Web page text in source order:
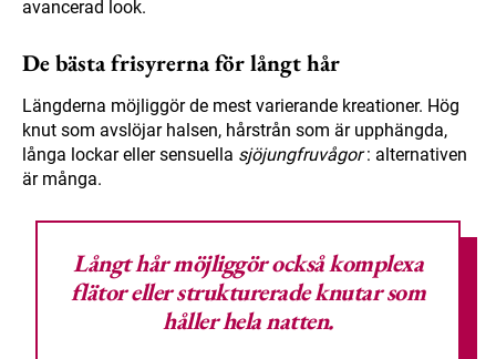
avancerad look.
De bästa frisyrerna för långt hår
Längderna möjliggör de mest varierande kreationer. Hög
knut som avslöjar halsen, hårstrån som är upphängda,
långa lockar eller sensuella sjöjungfruvågor: alternativen
är många.
Långt hår möjliggör också komplexa
flätor eller strukturerade knutar som
håller hela natten.